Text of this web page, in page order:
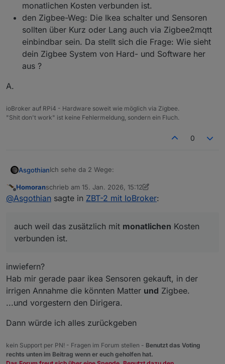
monatlichen Kosten verbunden ist.
den Zigbee-Weg: Die Ikea schalter und Sensoren
sollten über Kurz oder Lang auch via Zigbee2mqtt
einbindbar sein. Da stellt sich die Frage: Wie sieht
dein Zigbee System von Hard- und Software her
aus ?
A.
ioBroker auf RPi4 - Hardware soweit wie möglich via Zigbee.
"Shit don't work" ist keine Fehlermeldung, sondern ein Fluch.
0
AsgothianIch sehe da 2 Wege:
den Matter-Weg: das setzt voraus das du die
Zigbee Geräte über eine entsprechende
skeptisch bin stelle ich darauf nicht um - auch
Zigbee2mqtt einbindbar sein. Da stellt sich die
Frage: Wie sieht dein Zigbee System von Hard-
und Software her aus ?
A.
Offline
Homoranschrieb am 15. Jan. 2026, 15:12
zuletzt editiert von Homoran
@Asgothian sagte in ZBT-2 mit IoBroker:
auch weil das zusätzlich mit monatlichen Kosten
verbunden ist.
inwiefern?
Hab mir gerade paar ikea Sensoren gekauft, in der
irrigen Annahme die könnten Matter und Zigbee.
...und vorgestern den Dirigera.
Dann würde ich alles zurückgeben
kein Support per PN! - Fragen im Forum stellen - Benutzt das Voting
rechts unten im Beitrag wenn er euch geholfen hat.